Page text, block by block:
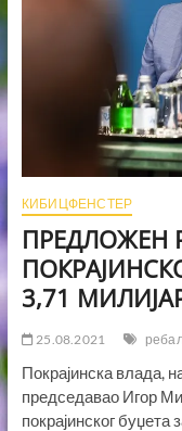
КИБИЦФЕНСТЕР
ПРЕДЛОЖЕН
3,71
25.08.2021
Покрајинска влада,
председавао Игор
покрајинског